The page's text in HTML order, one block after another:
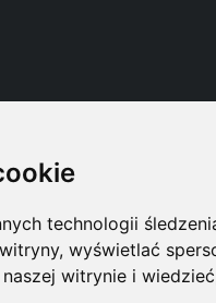
technologii
wyświetlać
witrynie i